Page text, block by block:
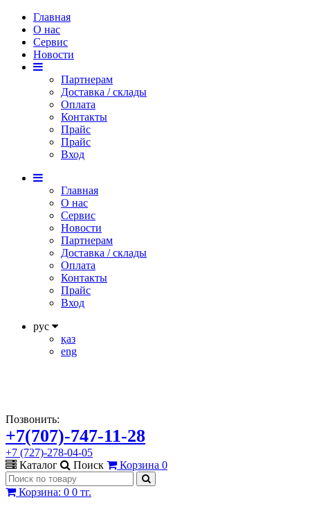
Главная
О нас
Сервис
Новости
Партнерам
Доставка / склады
Оплата
Контакты
Прайс
Прaйс
Вход
Главная
О нас
Сервис
Новости
Партнерам
Доставка / склады
Оплата
Контакты
Прайс
Вход
рус
қаз
eng
Позвонить:
+7(707)-747-11-28
+7 (727)-278-04-05
Каталог
Поиск Корзина 0
Корзина: 0 0 тг.